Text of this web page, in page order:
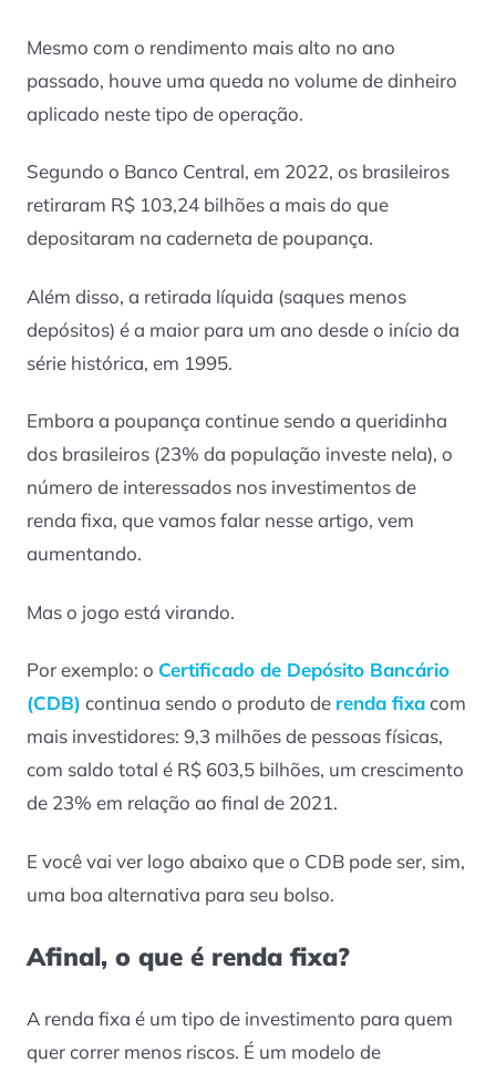
Mesmo com o rendimento mais alto no ano
passado, houve uma queda no volume de dinheiro
aplicado neste tipo de operação.
Segundo o Banco Central, em 2022, os brasileiros
retiraram R$ 103,24 bilhões a mais do que
depositaram na caderneta de poupança.
Além disso, a retirada líquida (saques menos
depósitos) é a maior para um ano desde o início da
série histórica, em 1995.
Embora a poupança continue sendo a queridinha
dos brasileiros (23% da população investe nela), o
número de interessados nos investimentos de
renda fixa, que vamos falar nesse artigo, vem
aumentando.
Mas o jogo está virando.
Por exemplo: o Certificado de Depósito Bancário
(CDB) continua sendo o produto de renda fixacom
mais investidores: 9,3 milhões de pessoas físicas,
com saldo total é R$ 603,5 bilhões, um crescimento
de 23% em relação ao final de 2021.
E você vai ver logo abaixo que o CDB pode ser, sim,
uma boa alternativa para seu bolso.
Afinal, o que é renda fixa?
A renda fixa é um tipo de investimento para quem
quer correr menos riscos. É um modelo de